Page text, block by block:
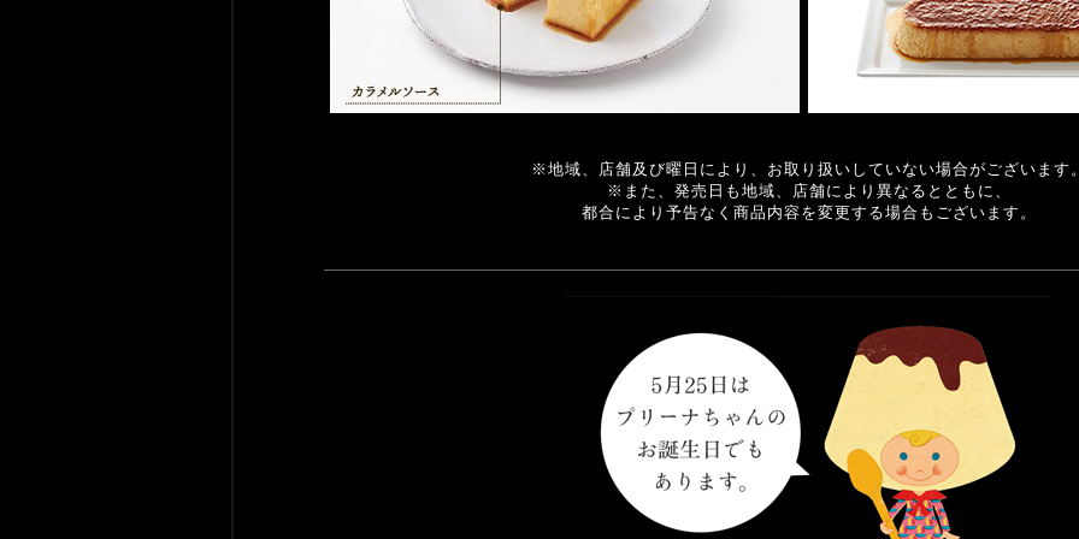
※地域、店舗及び曜日により、 お取り扱いしていない場合がございます
※また、発売日も地域、店舗により 異なるとともに、
都合により 予告なく商品内容を変更する場合もございます。